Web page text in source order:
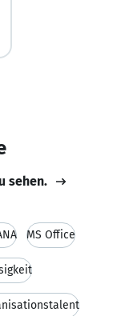
sehen.
MS Office